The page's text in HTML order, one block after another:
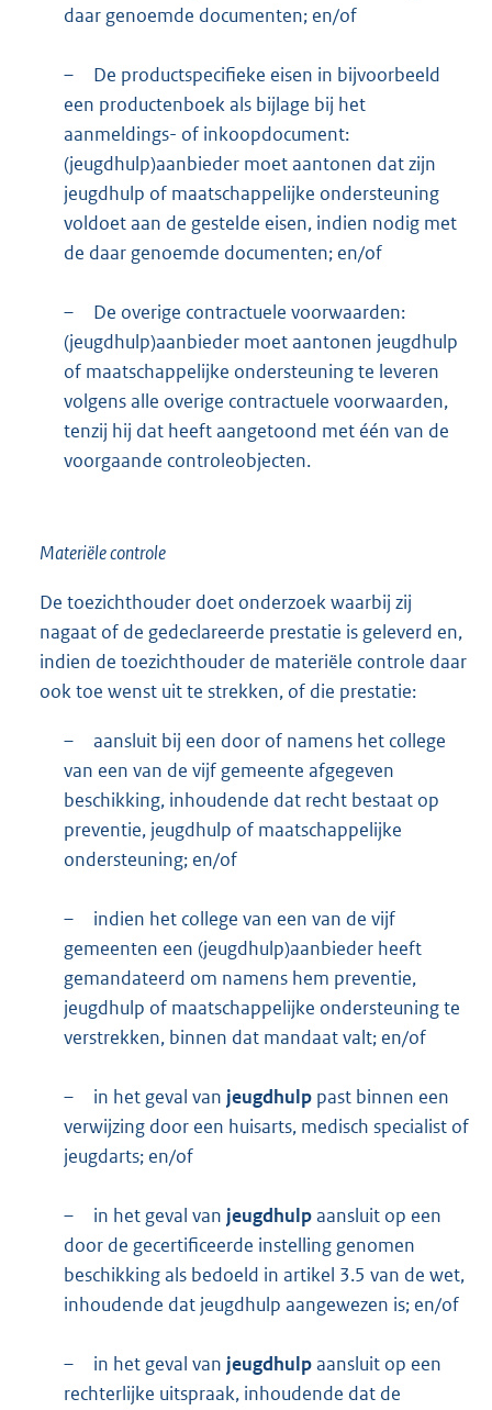
daar genoemde documenten; en/of
–
De productspecifieke eisen in bijvoorbeeld
een productenboek als bijlage bij het
aanmeldings- of inkoopdocument:
(jeugdhulp)aanbieder moet aantonen dat zijn
jeugdhulp of maatschappelijke ondersteuning
voldoet aan de gestelde eisen, indien nodig met
de daar genoemde documenten; en/of
–
De overige contractuele voorwaarden:
(jeugdhulp)aanbieder moet aantonen jeugdhulp
of maatschappelijke ondersteuning te leveren
volgens alle overige contractuele voorwaarden,
tenzij hij dat heeft aangetoond met één van de
voorgaande controleobjecten.
Materiële controle
De toezichthouder doet onderzoek waarbij zij
nagaat of de gedeclareerde prestatie is geleverd en,
indien de toezichthouder de materiële controle daar
ook toe wenst uit te strekken, of die prestatie:
–
aansluit bij een door of namens het college
van een van de vijf gemeente afgegeven
beschikking, inhoudende dat recht bestaat op
preventie, jeugdhulp of maatschappelijke
ondersteuning; en/of
–
indien het college van een van de vijf
gemeenten een (jeugdhulp)aanbieder heeft
gemandateerd om namens hem preventie,
jeugdhulp of maatschappelijke ondersteuning te
verstrekken, binnen dat mandaat valt; en/of
– in het geval van jeugdhulppast binnen een
verwijzing door een huisarts, medisch specialist of
jeugdarts; en/of
– in het geval van jeugdhulpaansluit op een
door de gecertificeerde instelling genomen
beschikking als bedoeld in artikel 3.5 van de wet,
inhoudende dat jeugdhulp aangewezen is; en/of
– in het geval van jeugdhulpaansluit op een
rechterlijke uitspraak, inhoudende dat de